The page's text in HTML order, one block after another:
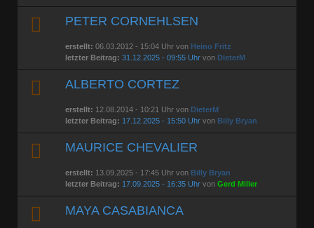
PETER CORNEHLSEN
erstellt: 06.03.2012 - 15:04 Uhr von Heino Fritz
letzter Beitrag: 31.12.2025 - 09:55 Uhr von DieterM
ALBERTO CORTEZ
erstellt: 12.08.2014 - 10:21 Uhr von DieterM
letzter Beitrag: 17.12.2025 - 15:50 Uhr von Billy Bryan
MAURICE CHEVALIER
erstellt: 13.09.2025 - 17:45 Uhr von Billy Bryan
letzter Beitrag: 17.09.2025 - 16:35 Uhr vonGerd Miller
MAYA CASABIANCA